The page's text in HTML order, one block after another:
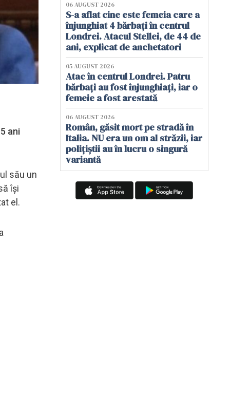
ani
său un
își
el.
06 AUGUST 2026
S-a aflat cine este femeia care a
înjunghiat 4 bărbați în centrul
Londrei. Atacul Stellei, de 44 de
ani, explicat de anchetatori
05 AUGUST 2026
Atac în centrul Londrei. Patru
bărbați au fost înjunghiați, iar o
femeie a fost arestată
06 AUGUST 2026
Român, găsit mort pe stradă în
Italia. NU era un om al străzii, iar
polițiștii au în lucru o singură
variantă